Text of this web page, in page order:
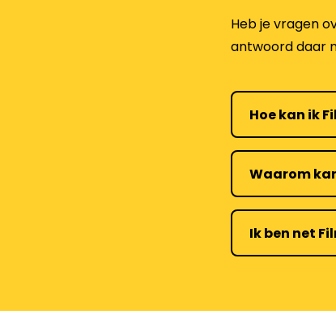
Heb je vragen
antwoord daar
Hoe kan ik
Waarom
Ik ben net